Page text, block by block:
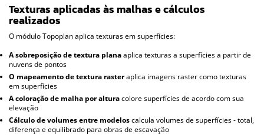
Texturas aplicadas às malhas e cálculos
realizados
O módulo Topoplan aplica texturas em superfícies:
A sobreposição de textura planaaplica texturas a superfícies a partir de
nuvens de pontos
O mapeamento de textura rasteraplica imagens raster como texturas
em superfícies
A coloração de malha por alturacolore superfícies de acordo com sua
elevação
Cálculo de volumes entre modeloscalcula volumes de superfícies - total,
diferença e equilibrado para obras de escavação